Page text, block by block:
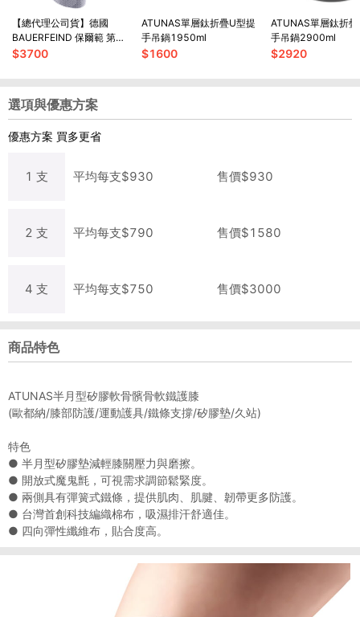
【總代理公司貨】德國
BAUERFEIND 保爾範 第八
代 基本款 護膝
$3700
ATUNAS單層鈦折疊U型提
手吊鍋1950ml
$1600
ATUNAS單層鈦折
手吊鍋2900ml
$2920
選項與優惠方案
優惠方案 買多更省
1 支 平均每支$930 售價$930
2 支 平均每支$790 售價$1580
4 支 平均每支$750 售價$3000
商品特色
ATUNAS半月型矽膠軟骨髕骨軟鐵護膝
(歐都納/膝部防護/運動護具/鐵條支撐/矽膠墊/久站)
特色
● 半月型矽膠墊減輕膝關壓力與磨擦。
● 開放式魔鬼氈，可視需求調節鬆緊度。
● 兩側具有彈簧式鐵條，提供肌肉、肌腱、韌帶更多防護。
● 台灣首創科技編織棉布，吸濕排汗舒適佳。
● 四向彈性纖維布，貼合度高。